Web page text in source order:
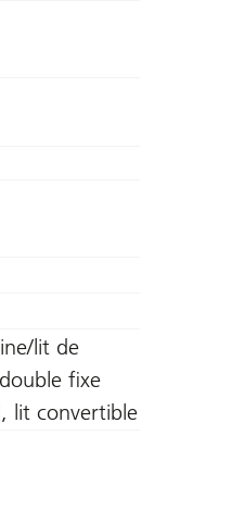
lit de
fixe
lit convertible